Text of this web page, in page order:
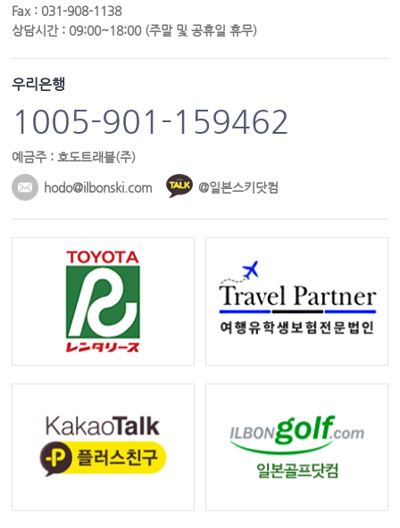
Fax : 031-908-1138
상담시간 : 09:00~18:00 (주말 및 공휴일 휴무)
우리은행
1005-901-159462
예금주 : 호도트래블(주)
hodo@ilbonski.com @일본스키닷컴